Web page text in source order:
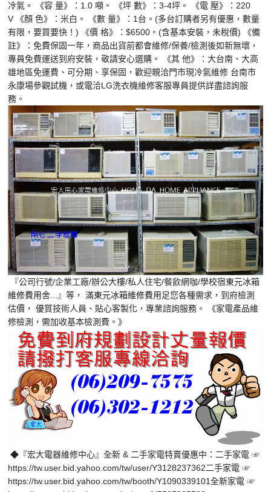
冷氣。 《容 量》：1.0 噸。 《坪 數》：3-4坪。 《電 壓》：220
V 《顏 色》：米白。 《數 量》：1台。(多台訂購者另有優惠，數量
有限，要買要快！) 《價 格》：$6500。(含基本安裝，未稅價) 《備
註》：免費保固一年，商品出貨前都會維修/保養/檢測後如新無壞，
專員免費運送到府安裝，敬請安心選購。 《其 他》：大台南、大高
雄地區免運費、可分期、享保固，歡迎親洽門市現冷氣維修 台南市
永康場參觀試機，或電洽LG洗衣機維修客服專員提供詳盡諮詢服
務。
『公司行號/企業工廠/辦公大樓/私人住宅/餐飲網咖/學校宿東元冰箱
維修費用舍...』等， 滿東元冰箱維修費用 足您各種需求，到府檢測
估價， 優質技術人員、貼心客製化，專業諮詢服務。 《家電產品維
修檢測，需加收基本檢測費。》
◆『宏大電器維修中心』全新 & 二手家電特賣優惠中：二手家電 ☞
https://tw.user.bid.yahoo.com/tw/user/Y3128237362二手家電 ☞
https://tw.user.bid.yahoo.com/tw/booth/Y1090339101全新家電 ☞